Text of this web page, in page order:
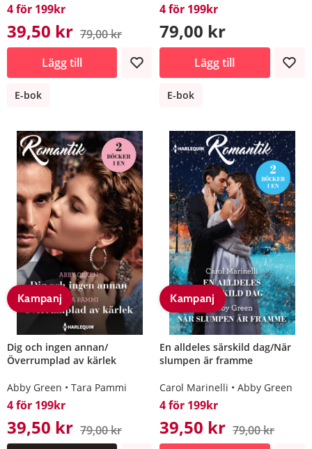
4 för 199kr
39,50 kr 79,00 kr
Lägg till
E-bok
4 för 199kr
79,00 kr
Lägg till
E-bok
Kampanj
Dig och ingen annan/
Överrumplad av kärlek
Abby Green Tara Pammi
4 för 199kr
39,50 kr 79,00 kr
Kampanj
En alldeles särskild dag/När
slumpen är framme
Carol Marinelli Abby Green
4 för 199kr
39,50 kr 79,00 kr